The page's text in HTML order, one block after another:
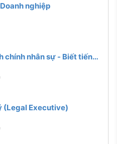
nghiệp
chính nhân sự - Biết tiếng
(Legal Executive)